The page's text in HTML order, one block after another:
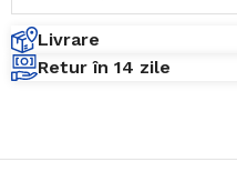
Livrare
Retur în 14 zile